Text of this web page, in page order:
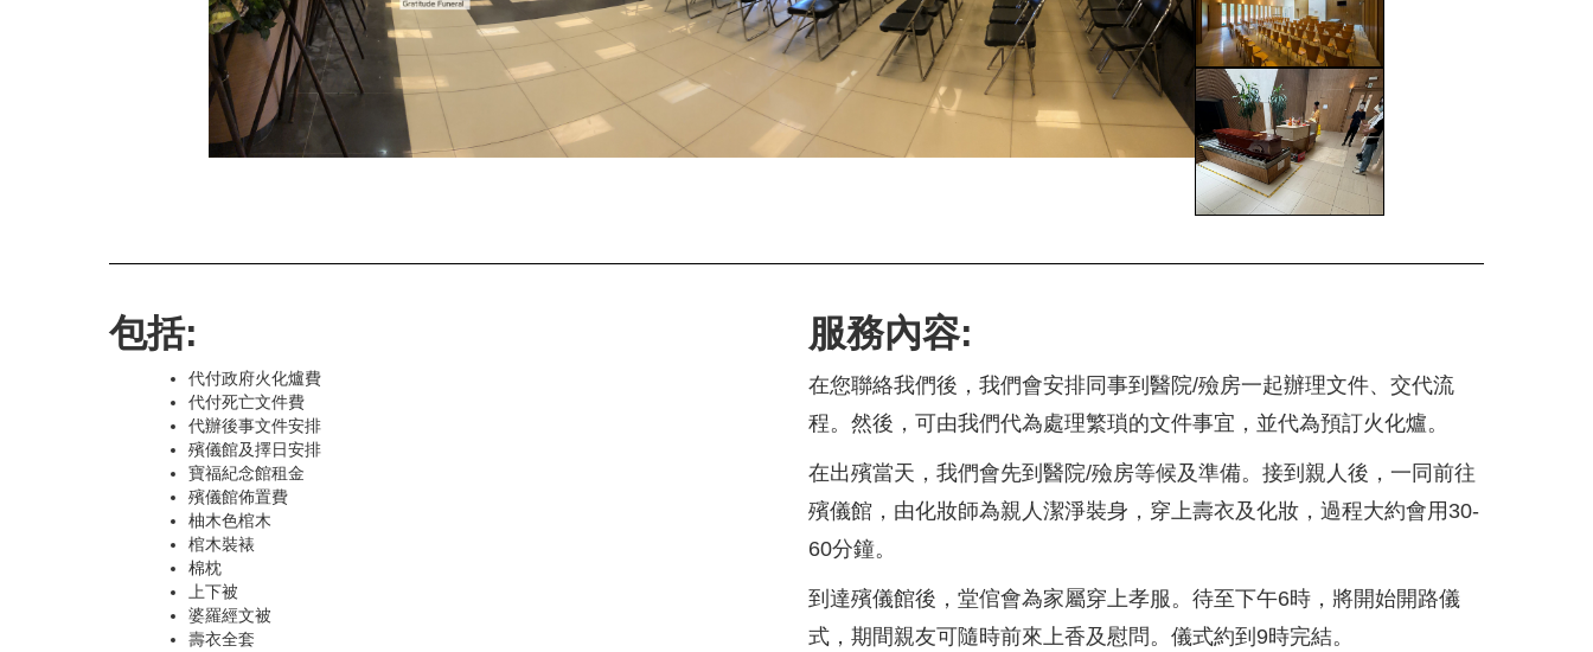
包括:
代付政府火化爐費
代付死亡文件費
代辦後事文件安排
殯儀館及擇日安排
寶福紀念館租金
殯儀館佈置費
柚木色棺木
棺木裝裱
棉枕
上下被
婆羅經文被
壽衣全套
服務內容:
在您聯絡我們後，我們會安排同事到醫院/殮房一起辦理文件、交代流
程。然後，可由我們代為處理繁瑣的文件事宜，並代為預訂火化爐。
在出殯當天，我們會先到醫院/殮房等候及準備。接到親人後，一同前往
殯儀館，由化妝師為親人潔淨裝身，穿上壽衣及化妝，過程大約會用30-
60分鐘。
到達殯儀館後，堂倌會為家屬穿上孝服。待至下午6時，將開始開路儀
式，期間親友可隨時前來上香及慰問。儀式約到9時完結。